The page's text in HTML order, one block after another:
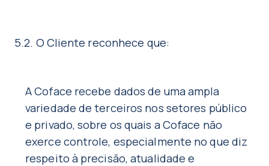
5.2. O Cliente reconhece que:
A Coface recebe dados de uma ampla
variedade de terceiros nos setores público
e privado, sobre os quais a Coface não
exerce controle, especialmente no que diz
respeito à precisão, atualidade e